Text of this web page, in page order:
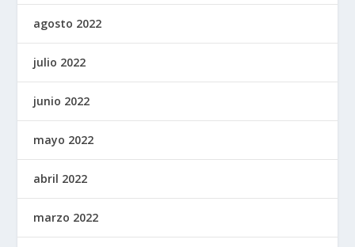
agosto 2022
julio 2022
junio 2022
mayo 2022
abril 2022
marzo 2022